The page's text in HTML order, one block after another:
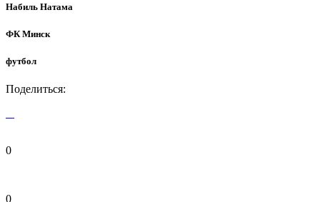
Набиль Натама
ФК Минск
футбол
Поделиться:
0
0